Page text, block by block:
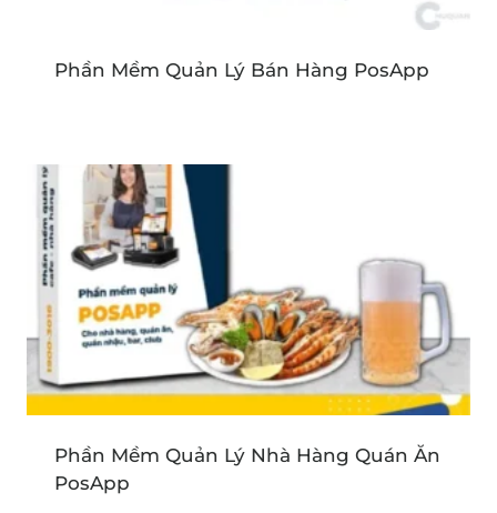
Phần Mềm Quản Lý Bán Hàng PosApp
Phần Mềm Quản Lý Nhà Hàng Quán Ăn
PosApp